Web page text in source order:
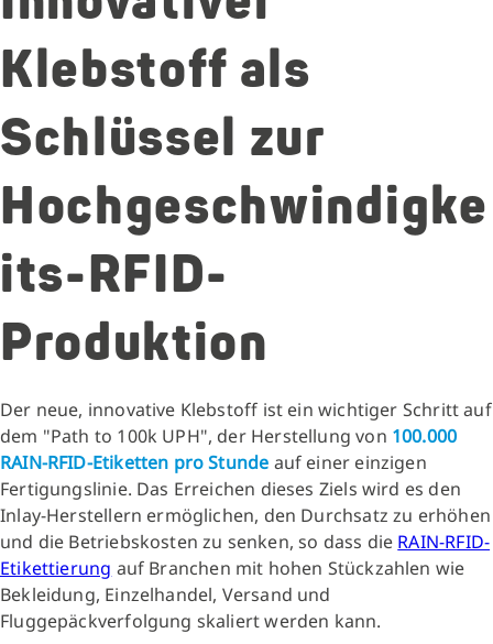
Klebstoff als
Schlüssel zur
Hochgeschwindigke
its-RFID-
Produktion
Der neue, innovative Klebstoff ist ein wichtiger Schritt auf
dem "Path to 100k UPH", der Herstellung von 100.000
RAIN-RFID-Etiketten pro Stunde auf einer einzigen
Fertigungslinie. Das Erreichen dieses Ziels wird es den
Inlay-Herstellern ermöglichen, den Durchsatz zu erhöhen
und die Betriebskosten zu senken, so dass die RAIN-RFID-
Etikettierung auf Branchen mit hohen Stückzahlen wie
Bekleidung, Einzelhandel, Versand und
Fluggepäckverfolgung skaliert werden kann.